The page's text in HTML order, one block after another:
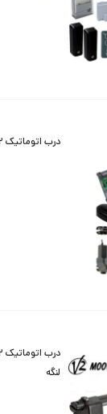
درب اتوماتیک V2 مدل MOVE 600
لنگه